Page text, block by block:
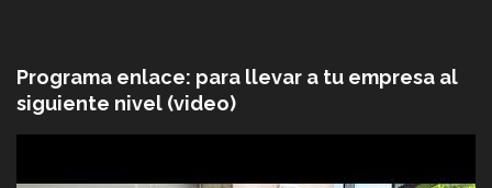
Programa enlace: para llevar a tu empresa al
siguiente nivel (video)